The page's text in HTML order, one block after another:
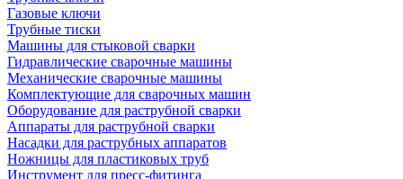
Газовые ключи
Трубные тиски
Машины для стыковой сварки
Гидравлические сварочные машины
Механические сварочные машины
Комплектующие для сварочных машин
Оборудование для раструбной сварки
Аппараты для раструбной сварки
Насадки для раструбных аппаратов
Ножницы для пластиковых труб
Инструмент для пресс-фитинга